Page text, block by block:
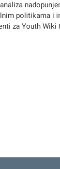
politikama i
za Youth Wiki